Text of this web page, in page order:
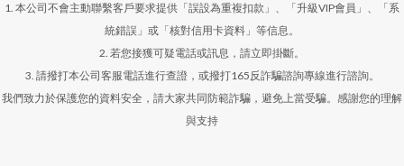
1. 本公司不會主動聯繫客戶要求提供「誤設為重複扣款」、「升級VIP會員」、「系
統錯誤」或「核對信用卡資料」等信息。
2. 若您接獲可疑電話或訊息，請立即掛斷。
3. 請撥打本公司客服電話進行查證，或撥打165反詐騙諮詢專線進行諮詢。
我們致力於保護您的資料安全，請大家共同防範詐騙，避免上當受騙。感謝您的理解
與支持